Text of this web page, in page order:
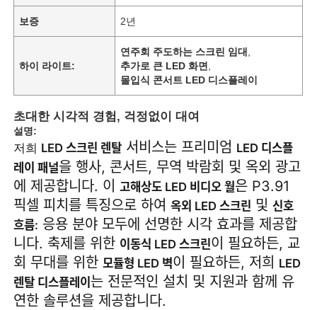
보증 2년
하이 라이트:
연주회 주도하는 스크린 임대
추가로 큰 LED 화면
몰입식 콘서트 LED 디스플레이
초대한 시각적 경험, 걱정없이 대여
설명:
저희 LED 스크린 렌탈 서비스는 프리미엄 LED 디스플
레이 패널을 행사, 콘서트, 무역 박람회 및 옥외 광고
에 제공합니다. 이고해상도 LED 비디오 월은 P3.91
픽셀 피치를 특징으로 하여옥외 LED 스크린 및신호
흐름: 응용 분야 모두에 선명한 시각 효과를 제공합
니다. 축제를 위한 이동식 LED 스크린이 필요하든, 교
회 무대를 위한모듈형 LED 벽이 필요하든, 저희 LED
렌탈 디스플레이 는 전문적인 설치 및 지원과 함께 유
연한 솔루션을 제공합니다.